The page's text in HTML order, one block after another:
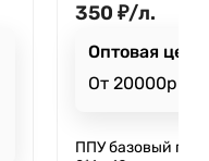
350 ₽/л.
Оптовая цена
От 20000р
ППУ базовый